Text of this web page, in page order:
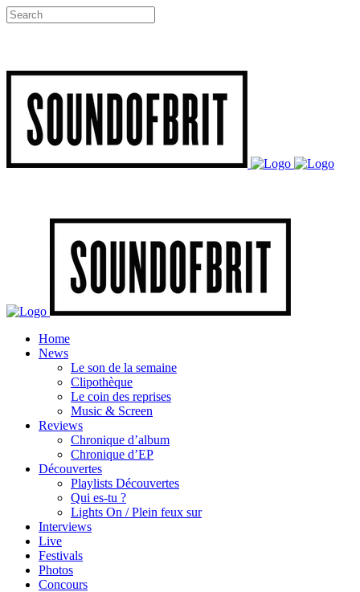
Home
News
Le son de la semaine
Clipothèque
Le coin des reprises
Music & Screen
Reviews
Chronique d’album
Chronique d’EP
Découvertes
Playlists Découvertes
Qui es-tu ?
Lights On / Plein feux sur
Interviews
Live
Festivals
Photos
Concours